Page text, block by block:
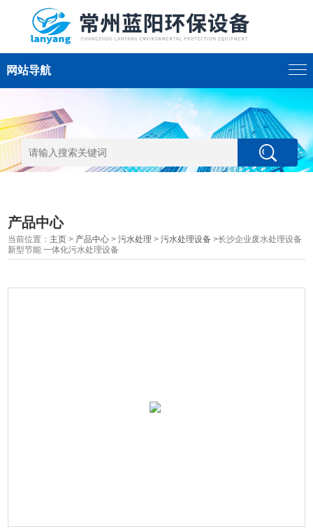
网站导航
产品中心
当前位置： 主页 > 产品中心 >污水处理 >污水处理设备 >长沙企业废水处理设备
新型节能 一体化污水处理设备